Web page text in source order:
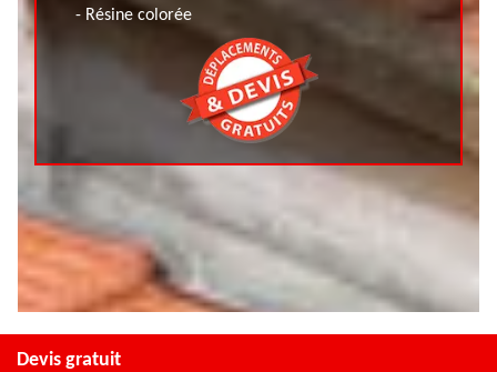
- Résine colorée
Devis gratuit